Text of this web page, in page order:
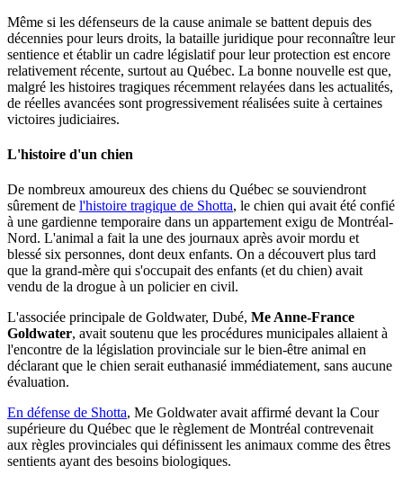
Même si les défenseurs de la cause animale se battent depuis des
décennies pour leurs droits, la bataille juridique pour reconnaître leur
sentience et établir un cadre législatif pour leur protection est encore
relativement récente, surtout au Québec. La bonne nouvelle est que,
malgré les histoires tragiques récemment relayées dans les actualités,
de réelles avancées sont progressivement réalisées suite à certaines
victoires judiciaires.
L'histoire d'un chien
De nombreux amoureux des chiens du Québec se souviendront
sûrement de l'histoire tragique de Shotta, le chien qui avait été confié
à une gardienne temporaire dans un appartement exigu de Montréal-
Nord. L'animal a fait la une des journaux après avoir mordu et
blessé six personnes, dont deux enfants. On a découvert plus tard
que la grand-mère qui s'occupait des enfants (et du chien) avait
vendu de la drogue à un policier en civil.
L'associée principale de Goldwater, Dubé, Me Anne-France
Goldwater, avait soutenu que les procédures municipales allaient à
l'encontre de la législation provinciale sur le bien-être animal en
déclarant que le chien serait euthanasié immédiatement, sans aucune
évaluation.
En défense de Shotta, Me Goldwater avait affirmé devant la Cour
supérieure du Québec que le règlement de Montréal contrevenait
aux règles provinciales qui définissent les animaux comme des êtres
sentients ayant des besoins biologiques.